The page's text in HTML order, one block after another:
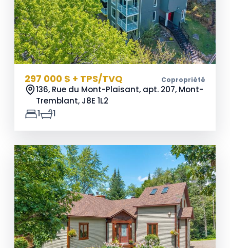
297 000 $ + TPS/TVQ Copropriété
136, Rue du Mont-Plaisant, apt. 207, Mont-
Tremblant, J8E 1L2
1
1